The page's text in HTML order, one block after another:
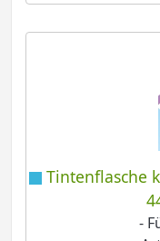
Tintenflasche
-